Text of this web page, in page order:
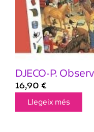
DJECO-P.
16,90 €
Llegeix més